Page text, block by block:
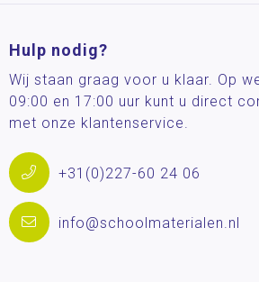
Hulp nodig?
Wij staan graag voor u klaar. Op
09:00 en 17:00 uur kunt u direct
met onze klantenservice.
+31(0)227-60 24 06
info@schoolmaterialen.nl